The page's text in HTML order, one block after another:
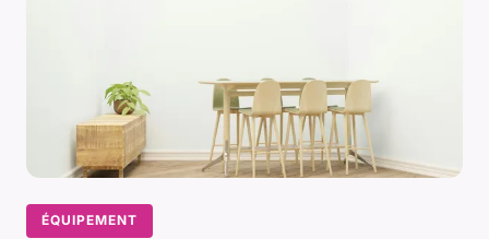
ÉQUIPEMENT